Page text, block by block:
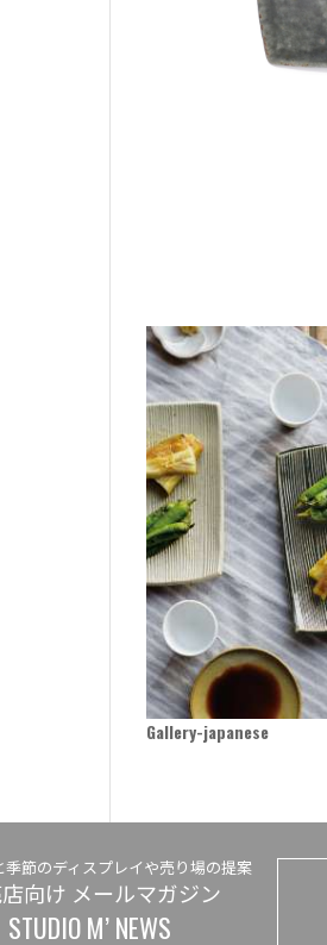
Gallery-japanese
季節のディスプレイや売り場の提案
向け メールマガジン
STUDIO M’ NEWS